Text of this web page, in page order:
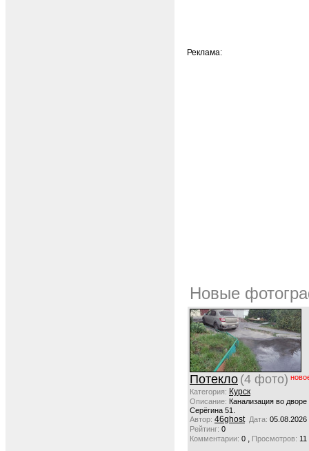
Реклама:
Новые
Потекло (4 фото)
Категория: Курск
Описание: Канализация во
Серёгина 51.
Автор: 46ghost Дата: 05.08.2026
Рейтинг: 0
Комментарии: 0 , Просмотров: 11